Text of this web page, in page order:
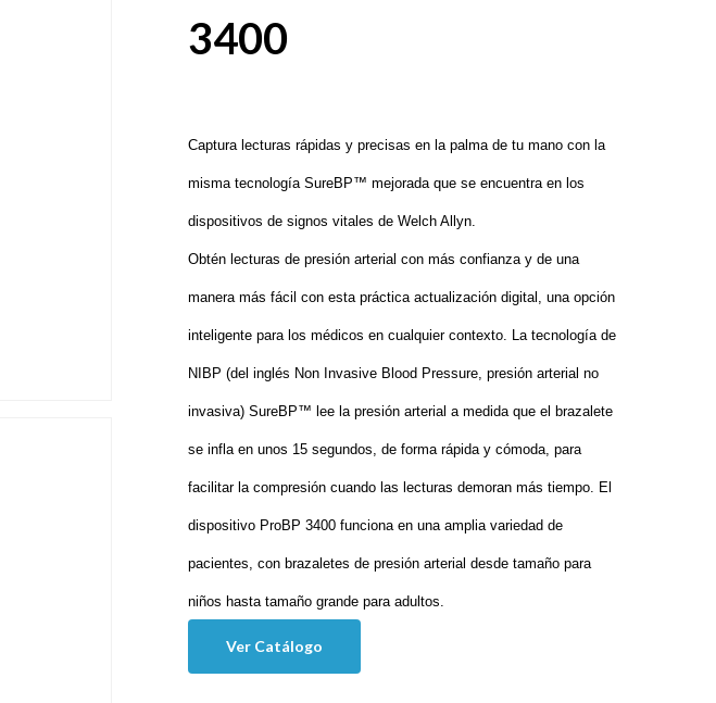
3400
Captura lecturas rápidas y precisas en la palma de tu mano con la
misma tecnología SureBP™ mejorada que se encuentra en los
dispositivos de signos vitales de Welch Allyn.
Obtén lecturas de presión arterial con más confianza y de una
manera más fácil con esta práctica actualización digital, una opción
inteligente para los médicos en cualquier contexto. La tecnología de
NIBP (del inglés Non Invasive Blood Pressure, presión arterial no
invasiva) SureBP™ lee la presión arterial a medida que el brazalete
se infla en unos 15 segundos, de forma rápida y cómoda, para
facilitar la compresión cuando las lecturas demoran más tiempo. El
dispositivo ProBP 3400 funciona en una amplia variedad de
pacientes, con brazaletes de presión arterial desde tamaño para
niños hasta tamaño grande para adultos.
Ver Catálogo